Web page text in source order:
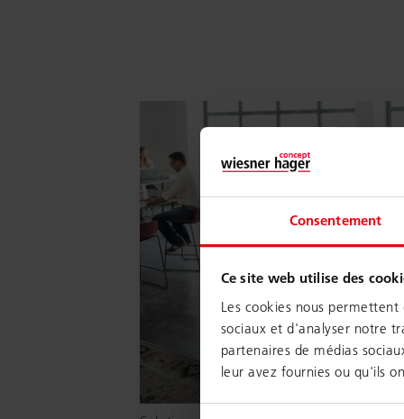
Consentement
Ce site web utilise des
Les cookies nous
sociaux et d'analyser notre
partenaires de médias
leur avez fournies ou qu'ils